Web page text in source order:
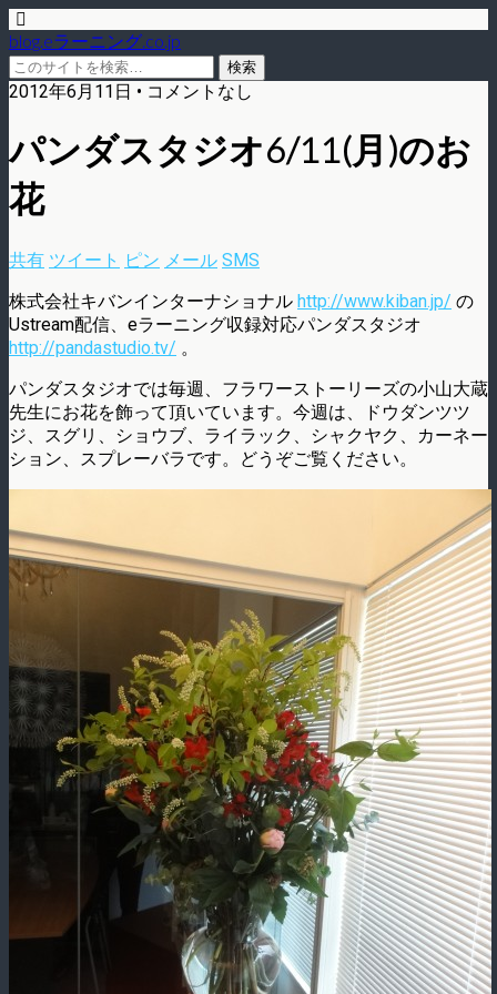
blog.eラーニング.co.jp
2012年6月11日 • コメントなし
パンダスタジオ6/11(月)のお
花
共有 ツイート ピン メール SMS
株式会社キバンインターナショナル http://www.kiban.jp/ の
Ustream配信、eラーニング収録対応パンダスタジオ
http://pandastudio.tv/ 。
パンダスタジオでは毎週、フラワーストーリーズの小山大蔵
先生にお花を飾って頂いています。今週は、ドウダンツツ
ジ、スグリ、ショウブ、ライラック、シャクヤク、カーネー
ション、スプレーバラです。どうぞご覧ください。